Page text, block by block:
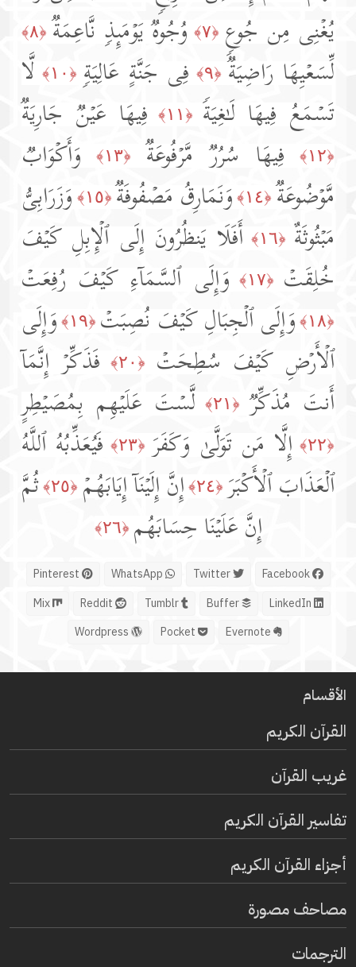
یُغۡنِی مِن جُوعࣲ ﴿٧﴾ وُجُوهࣱ یَوۡمَىِٕذࣲ نَّاعِمَةࣱ ﴿٨﴾
لِّسَعۡیِهَا رَاضِیَةࣱ ﴿٩﴾ فِی جَنَّةٍ عَالِیَةࣲ ﴿١٠﴾
لَّا
تَسۡمَعُ فِیهَا لَـٰغِیَةࣰ ﴿١١﴾ فِیهَا عَیۡنࣱ جَارِیَةࣱ
﴿١٢﴾ فِیهَا سُرُرࣱ مَّرۡفُوعَةࣱ ﴿١٣﴾
وَأَكۡوَابࣱ
مَّوۡضُوعَةࣱ ﴿١٤﴾ وَنَمَارِقُ مَصۡفُوفَةࣱ ﴿١٥﴾
وَزَرَابِیُّ
مَبۡثُوثَةٌ ﴿١٦﴾
أَفَلَا یَنظُرُونَ إِلَى ٱلۡإِبِلِ كَیۡفَ
خُلِقَتۡ ﴿١٧﴾ وَإِلَى ٱلسَّمَاۤءِ كَیۡفَ رُفِعَتۡ
﴿١٨﴾ وَإِلَى ٱلۡجِبَالِ كَیۡفَ نُصِبَتۡ ﴿١٩﴾
وَإِلَى
ٱلۡأَرۡضِ كَیۡفَ سُطِحَتۡ ﴿٢٠﴾
فَذَكِّرۡ إِنَّمَاۤ
أَنتَ مُذَكِّرࣱ ﴿٢١﴾ لَّسۡتَ عَلَیۡهِم بِمُصَیۡطِرٍ
﴿٢٢﴾ إِلَّا مَن تَوَلَّىٰ وَكَفَرَ ﴿٢٣﴾
فَیُعَذِّبُهُ ٱللَّهُ
ٱلۡعَذَابَ ٱلۡأَكۡبَرَ ﴿٢٤﴾ إِنَّ إِلَیۡنَاۤ إِیَابَهُمۡ ﴿٢٥﴾
ثُمَّ
إِنَّ عَلَیۡنَا حِسَابَهُم ﴿٢٦﴾
Facebook
Twitter
Buffer
Tumblr
Mix
الأقسام
القرآن الكريم
غريب القرآن
تفاسير القرآن الكريم
أجزاء القرآن الكريم
مصاحف مصورة
الترجمات